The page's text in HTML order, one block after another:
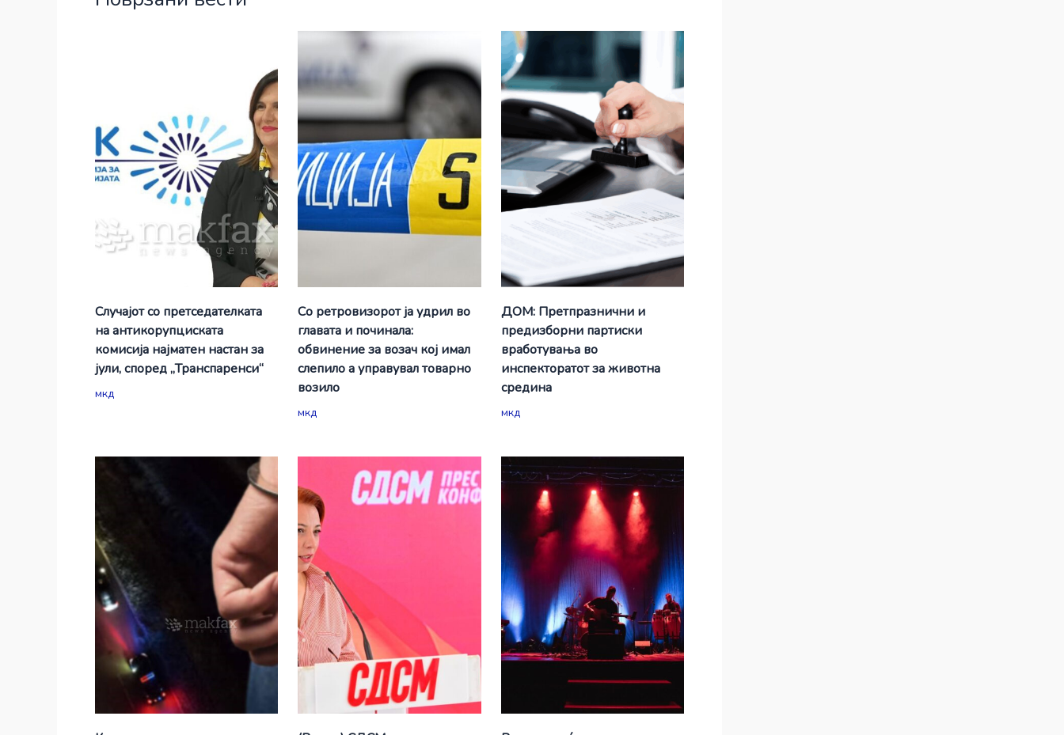
Случајот со претседателката
на антикорупциската
комисија најматен настан за
јули, според „Транспаренси“
мкд
Со ретровизорот ја удрил во
главата и починала:
обвинение за возач кој имал
слепило а управувал товарно
возило
мкд
ДОМ: Претпразнични и
предизборни партиски
вработувања во
инспекторатот за животна
средина
мкд